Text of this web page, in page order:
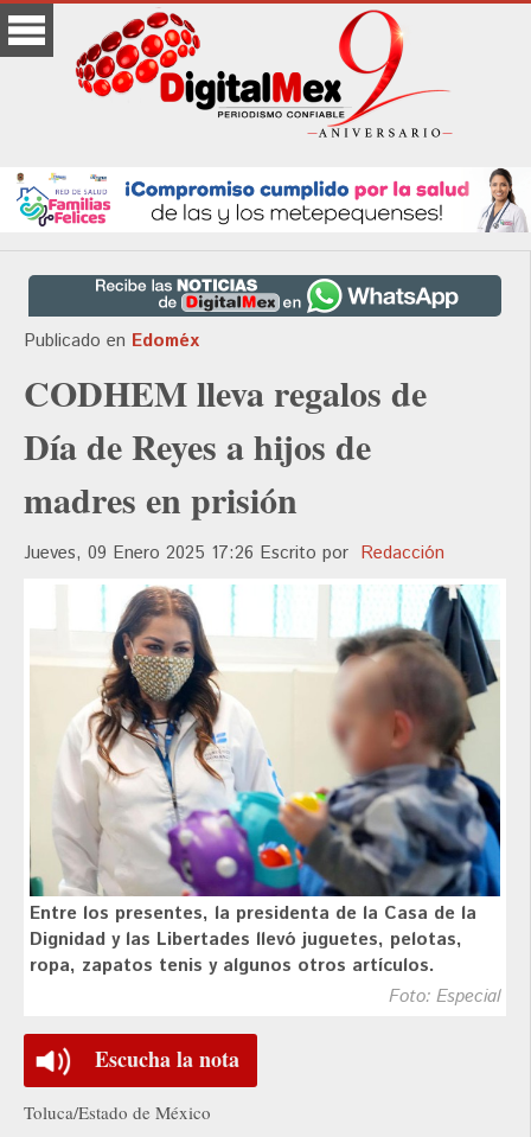
Publicado en Edoméx
CODHEM lleva regalos de
Día de Reyes a hijos de
madres en prisión
Jueves, 09 Enero 2025 17:26 Escrito por Redacción
Entre los presentes, la presidenta de la Casa de la
Dignidad y las Libertades llevó juguetes, pelotas,
ropa, zapatos tenis y algunos otros artículos.
Foto: Especial
Escucha la nota
Toluca/Estado de México